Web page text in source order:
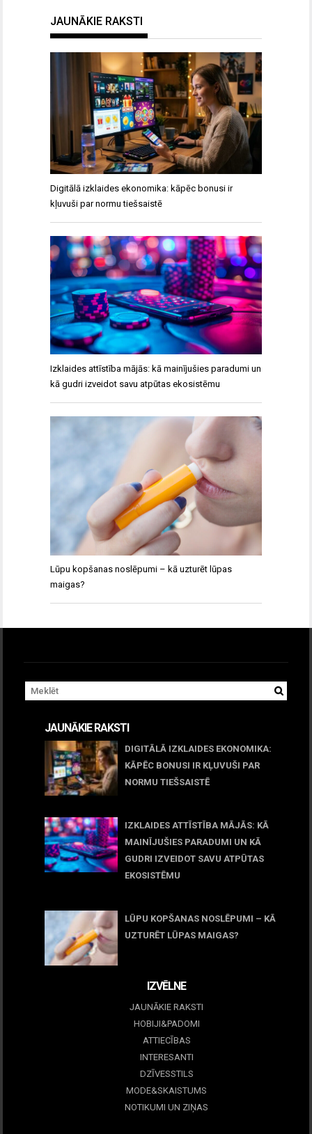
JAUNĀKIE RAKSTI
Digitālā izklaides ekonomika: kāpēc bonusi ir
kļuvuši par normu tiešsaistē
Izklaides attīstība mājās: kā mainījušies paradumi un
kā gudri izveidot savu atpūtas ekosistēmu
Lūpu kopšanas noslēpumi – kā uzturēt lūpas
maigas?
JAUNĀKIE RAKSTI
DIGITĀLĀ IZKLAIDES EKONOMIKA:
KĀPĒC BONUSI IR KĻUVUŠI PAR
NORMU TIEŠSAISTĒ
IZKLAIDES ATTĪSTĪBA MĀJĀS: KĀ
MAINĪJUŠIES PARADUMI UN KĀ
GUDRI IZVEIDOT SAVU ATPŪTAS
EKOSISTĒMU
LŪPU KOPŠANAS NOSLĒPUMI – KĀ
UZTURĒT LŪPAS MAIGAS?
IZVĒLNE
JAUNĀKIE RAKSTI
HOBIJI&PADOMI
ATTIECĪBAS
INTERESANTI
DZĪVESSTILS
MODE&SKAISTUMS
NOTIKUMI UN ZIŅAS